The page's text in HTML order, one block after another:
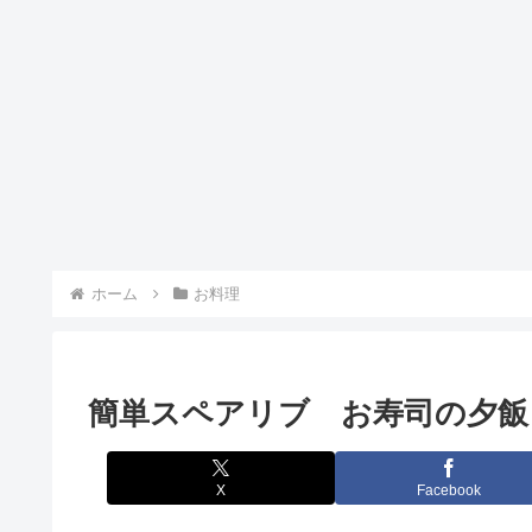
ホーム お料理
簡単スペアリブ お寿司の
X Facebook